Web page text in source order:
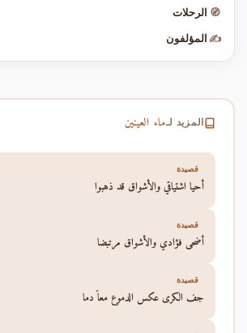
🧭 الرحلات
✍️ المؤلفون
المزيد لـماء العينين
قصيدة
أحيا اشتياقي والأشواق قد ذهبوا
قصيدة
أضحى فؤادي والأشواق مرتبضا
قصيدة
جف الكرى عكس الدموع معاً دما